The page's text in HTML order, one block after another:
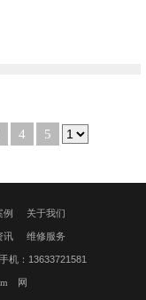
4 5
例 关于我们
讯 维修服务
：13633721581
网